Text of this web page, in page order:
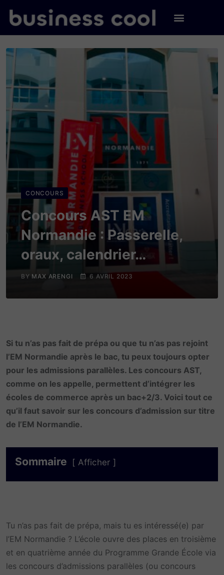
CONCOURS
Concours AST EM
Normandie : Passerelle,
oraux, calendrier…
BY MAX ARENGI 6 AVRIL 2023
Si tu n’as pas fait de prépa ou que tu n’as pas rejoint
l’EM Normandie après le bac, tu peux toujours opter
pour les admissions parallèles. Les concours AST,
comme on les appelle, permettent d’intégrer les
écoles de commerce après un bac+2/3. Voici tout ce
qu’il faut savoir sur les concours d’admission sur titre
de l’EM Normandie.
Sommaire Afficher
Tu n’as pas fait de prépa, mais tu es intéressé(e) par
l’EM Normandie ? L’école ouvre des places en troisième
et en quatrième année du Programme Grande École via
les concours d’admissions parallèles (ou concours